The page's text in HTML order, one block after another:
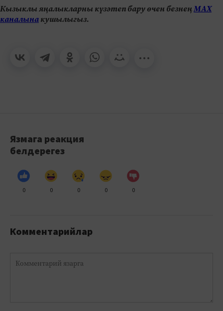
Кызыклы яңалыкларны күзәтеп бару өчен безнеңМАХ
каналынакушылыгыз.
Язмага реакция
белдерегез
0 0 0 0 0
Комментарийлар